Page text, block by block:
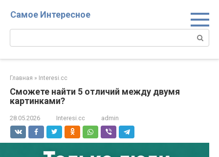
Самое Интересное
Поиск:
Главная » Interesi.cc
Сможете найти 5 отличий между двумя
картинками?
28.05.2026 Interesi.cc admin